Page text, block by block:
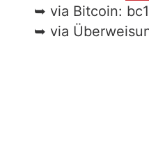
➥ via Bitcoin:
➥ via